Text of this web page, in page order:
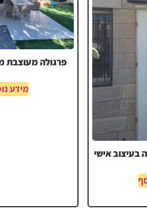
בעיצוב אישי
פרגולה
מידע